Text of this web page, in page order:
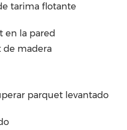
tarima flotante
en la pared
de madera
parquet levantado